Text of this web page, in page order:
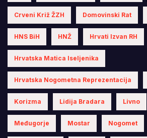
Crveni Križ ŽZH Domovinski Rat
HNS BiH HNŽ Hrvati Izvan RH
Hrvatska Matica Iseljenika
Hrvatska Nogometna Reprezentacija
Korizma Lidija Bradara Livno
Međugorje Mostar Nogomet